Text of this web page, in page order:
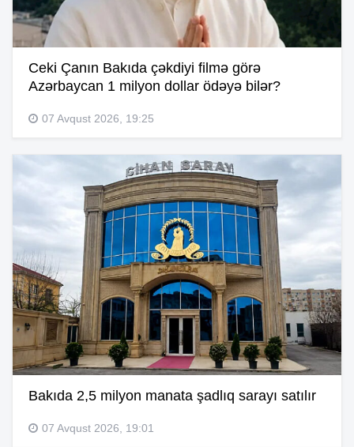
Ceki Çanın Bakıda çəkdiyi filmə görə
Azərbaycan 1 milyon dollar ödəyə bilər?
07 Avqust 2026, 19:25
Bakıda 2,5 milyon manata şadlıq sarayı satılır
07 Avqust 2026, 19:01